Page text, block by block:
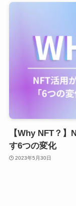
【Why NFT？
す6つの変化
2023年5月30日